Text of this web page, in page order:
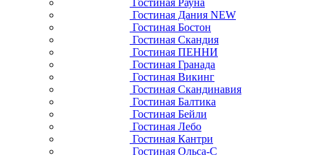
Гостиная Дания NEW
Гостиная Бостон
Гостиная Скандия
Гостиная ПЕННИ
Гостиная Гранада
Гостиная Викинг
Гостиная Скандинавия
Гостиная Балтика
Гостиная Бейли
Гостиная Лебо
Гостиная Кантри
Гостиная Ольса-С